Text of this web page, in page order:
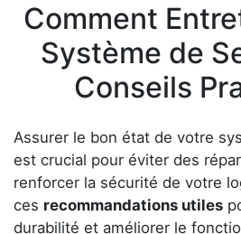
Comment
Système de
Conseils
Assurer le bon état de votre
est crucial pour éviter des
renforcer la sécurité de votre
ces recommandations utiles
durabilité et améliorer le